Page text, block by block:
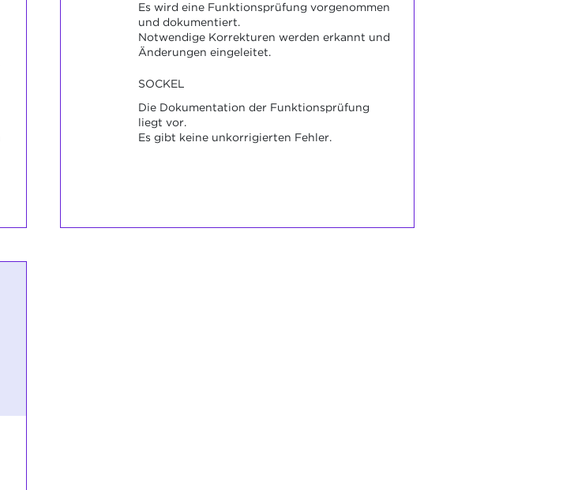
Es wird eine Funktionsprüfung vorgenommen
und dokumentiert.
Notwendige Korrekturen werden erkannt und
Änderungen eingeleitet.
SOCKEL
Die Dokumentation der Funktionsprüfung
liegt vor.
Es gibt keine unkorrigierten Fehler.